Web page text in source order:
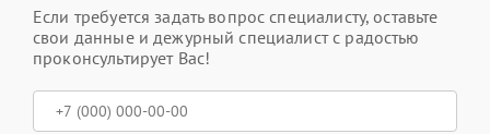
Если требуется задать вопрос специалисту, оставьте
свои данные и дежурный специалист с радостью
проконсультирует Вас!